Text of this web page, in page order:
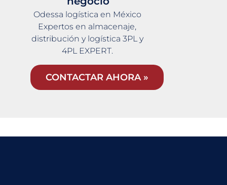
Odessa logística en México
Expertos en almacenaje,
distribución y logística 3PL y
4PL EXPERT.
CONTACTAR AHORA »